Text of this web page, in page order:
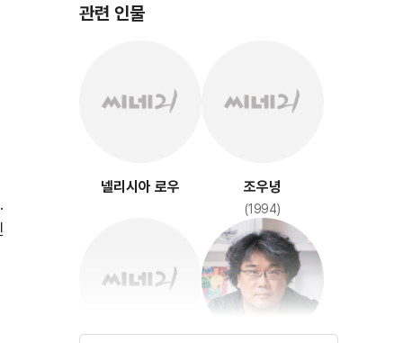
관련 인물
넬리시아 로우 조우녕
(1994)